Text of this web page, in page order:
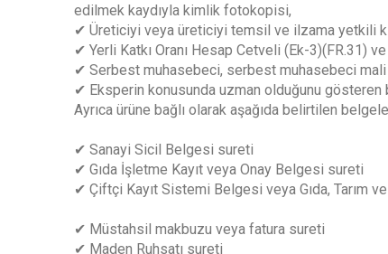
edilmek kaydıyla kimlik fotokopisi,
✔ Üreticiyi veya üreticiyi temsil ve ilzama yetkili
✔ Yerli Katkı Oranı Hesap Cetveli (Ek-3)(FR.31)
✔ Serbest muhasebeci, serbest muhasebeci
✔ Eksperin konusunda uzman olduğunu gösteren
Ayrıca ürüne bağlı olarak aşağıda belirtilen
✔ Sanayi Sicil Belgesi sureti
✔ Gıda İşletme Kayıt veya Onay Belgesi sureti
✔ Çiftçi Kayıt Sistemi Belgesi veya Gıda, Tarım
✔ Müstahsil makbuzu veya fatura sureti
✔ Maden Ruhsatı sureti